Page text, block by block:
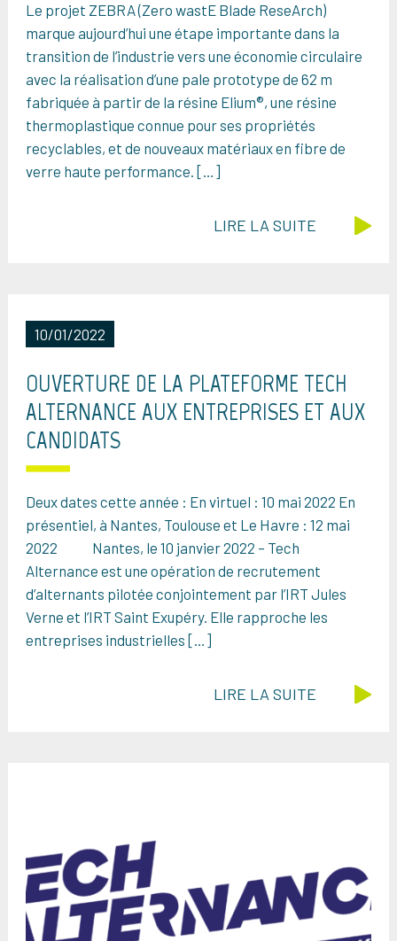
Le projet ZEBRA (Zero wastE Blade ReseArch)
marque aujourd’hui une étape importante dans la
transition de l’industrie vers une économie circulaire
avec la réalisation d’une pale prototype de 62 m
fabriquée à partir de la résine Elium®, une résine
thermoplastique connue pour ses propriétés
recyclables, et de nouveaux matériaux en fibre de
verre haute performance. […]
LIRE LA SUITE
10/01/2022
OUVERTURE DE LA PLATEFORME TECH
ALTERNANCE AUX ENTREPRISES ET AUX
CANDIDATS
Deux dates cette année : En virtuel : 10 mai 2022 En
présentiel, à Nantes, Toulouse et Le Havre : 12 mai
2022 Nantes, le 10 janvier 2022 – Tech
Alternance est une opération de recrutement
d’alternants pilotée conjointement par l’IRT Jules
Verne et l’IRT Saint Exupéry. Elle rapproche les
entreprises industrielles […]
LIRE LA SUITE